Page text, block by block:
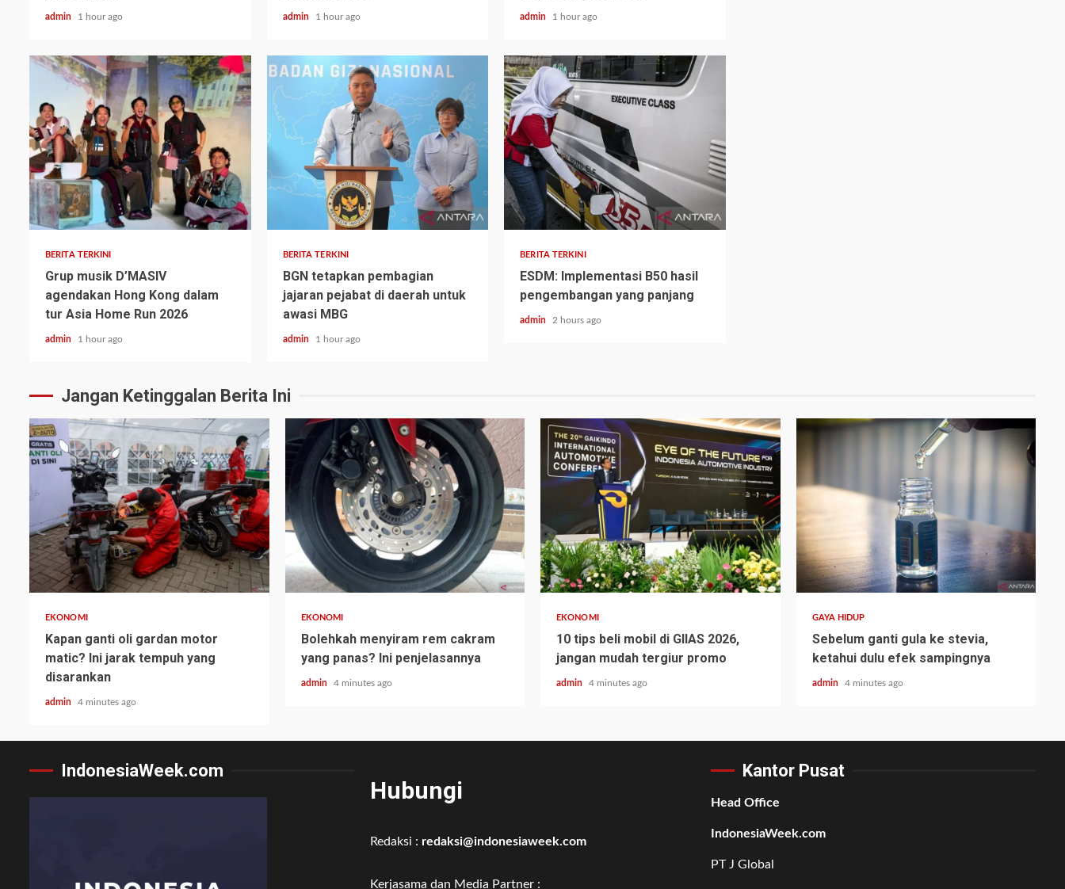
admin 1 hour ago admin 1 hour ago admin 1 hour ago
BERITA TERKINI
Grup musik D’MASIV
agendakan Hong Kong dalam
tur Asia Home Run 2026
admin 1 hour ago
BERITA TERKINI
BGN tetapkan pembagian
jajaran pejabat di daerah untuk
awasi MBG
admin 1 hour ago
BERITA TERKINI
ESDM: Implementasi B50 hasil
pengembangan yang panjang
admin 2 hours ago
Jangan Ketinggalan Berita Ini
EKONOMI
Kapan ganti oli gardan motor
matic? Ini jarak tempuh yang
disarankan
admin 4 minutes ago
EKONOMI
Bolehkah menyiram rem cakram
yang panas? Ini penjelasannya
admin 4 minutes ago
EKONOMI
10 tips beli mobil di GIIAS 2026,
jangan mudah tergiur promo
admin 4 minutes ago
GAYA HIDUP
Sebelum ganti gula ke stevia,
ketahui dulu efek sampingnya
admin 4 minutes ago
IndonesiaWeek.com
Hubungi
Redaksi : redaksi@indonesiaweek.com
Kerjasama dan Media Partner :
Kantor Pusat
Head Office
IndonesiaWeek.com
PT J Global